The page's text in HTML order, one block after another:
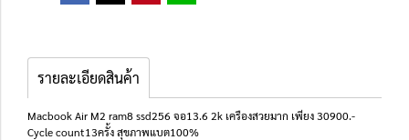
รายละเอียดสินค้า
Macbook Air M2 ram8 ssd256 จอ13.6 2k เครืองสวยมาก เพียง 30900.-
Cycle count13ครั้ง สุขภาพแบต100%